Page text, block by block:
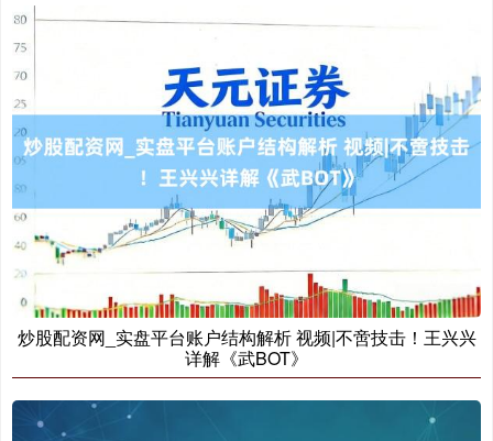
+11.37 +1.01%
创业板指
炒股配资网_实盘平台账户结构解析 视频|不啻技击！王兴兴
详解《武BOT》